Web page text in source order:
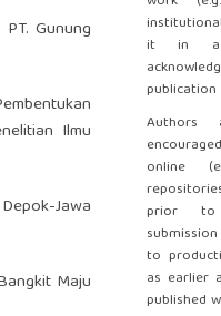
Gunung
Ilmu
Jawa
Maju
it in a
Authors
online
prior
to
as earlier
published